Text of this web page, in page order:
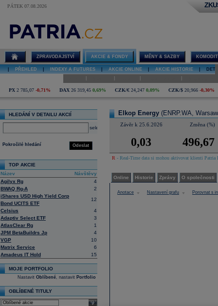
PÁTEK 07.08.2026
Elkop Energy
ZPRAVODAJSTVÍ AKCIE & FONDY MĚNY & SAZBY
PŘEHLED INDEXY A FUTURES AKCIE ONLINE AKCIE HISTORIE
PX 2 785,07 -0,71% DAX 26 319,45 0,69% CZK/€ 24,247 0,09% CZK/$ 20,966 -0,30%
HLEDÁNÍ V DETAILU AKCIÍ
select
Odeslat
Pokročilé hledání
TOP AKCIE
Název
Návštěvy
Agilyx Rg
4
BWAQ Rg-A
2
iShares USD High Yield Corp
Bond UCITS ETF
12
Celsius
4
Adaptiv Select ETF
3
AtlasClear Rg
1
JPM BetaBuildrs Jp
4
VGP
10
Matrix Service
6
Amadeus IT Hold
15
MOJE PORTFOLIO
Nastavit Oblíbené, nastavit Portfolio
OBLÍBENÉ TITULY
select
Elkop Energy (ENRP.WA,
Závěr k 25.6.2026 Změna (%)
0,03 496,67
R - Real-Time data si mohou aktivovat klienti
Online Historie Zprávy O společnosti
Anotace Nastavení grafu Porovnat s